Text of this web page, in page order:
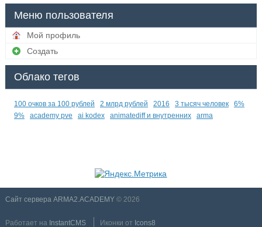
Меню пользователя
Мой профиль
Создать
Облако тегов
100 очков за 100 рублей 2 млрд рублей 2016 3 тысяч человек
6%
9%
academy pve ai kodex animatediff и внутренних arma
Сайт сервера ARMA2.ACADEMY© 2026
Работает на InstantCMS Иконки от Icons8